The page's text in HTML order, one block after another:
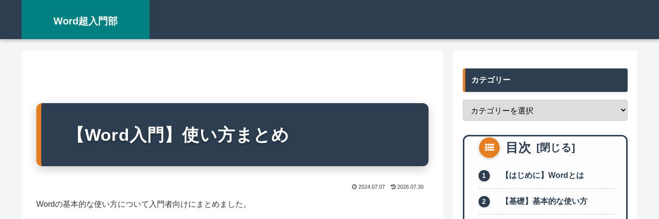
Word超入門部
【Word入門】使い方まとめ
2024.07.07 2026.07.30
Wordの基本的な使い方について入門者向けにまとめました。
カテゴリー
目次
【はじめに】Wordとは
【基礎】基本的な使い方